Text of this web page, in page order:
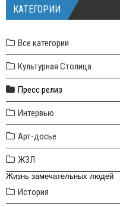
КАТЕГОРИИ
Все категории
Культурная Столица
Пресс релиз
Интервью
Арт-досье
ЖЗЛ
Жизнь замечательных людей
История